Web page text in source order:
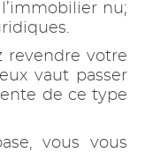
nu;
revendre votre
vaut passer
de ce type
vous vous